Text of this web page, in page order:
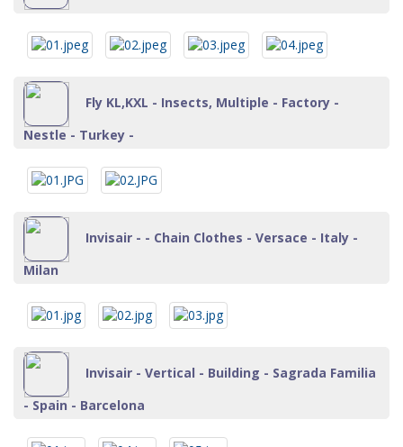
Fly KL,KXL - Insects, Multiple - Factory -
Nestle - Turkey -
Invisair - - Chain Clothes - Versace - Italy -
Milan
Invisair - Vertical - Building - Sagrada Familia
- Spain - Barcelona